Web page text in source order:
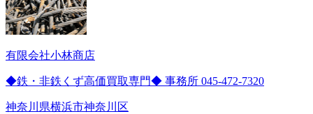
有限会社小林商店
◆鉄・非鉄くず高価買取専門◆ 事務所 045-472-7320
神奈川県横浜市神奈川区